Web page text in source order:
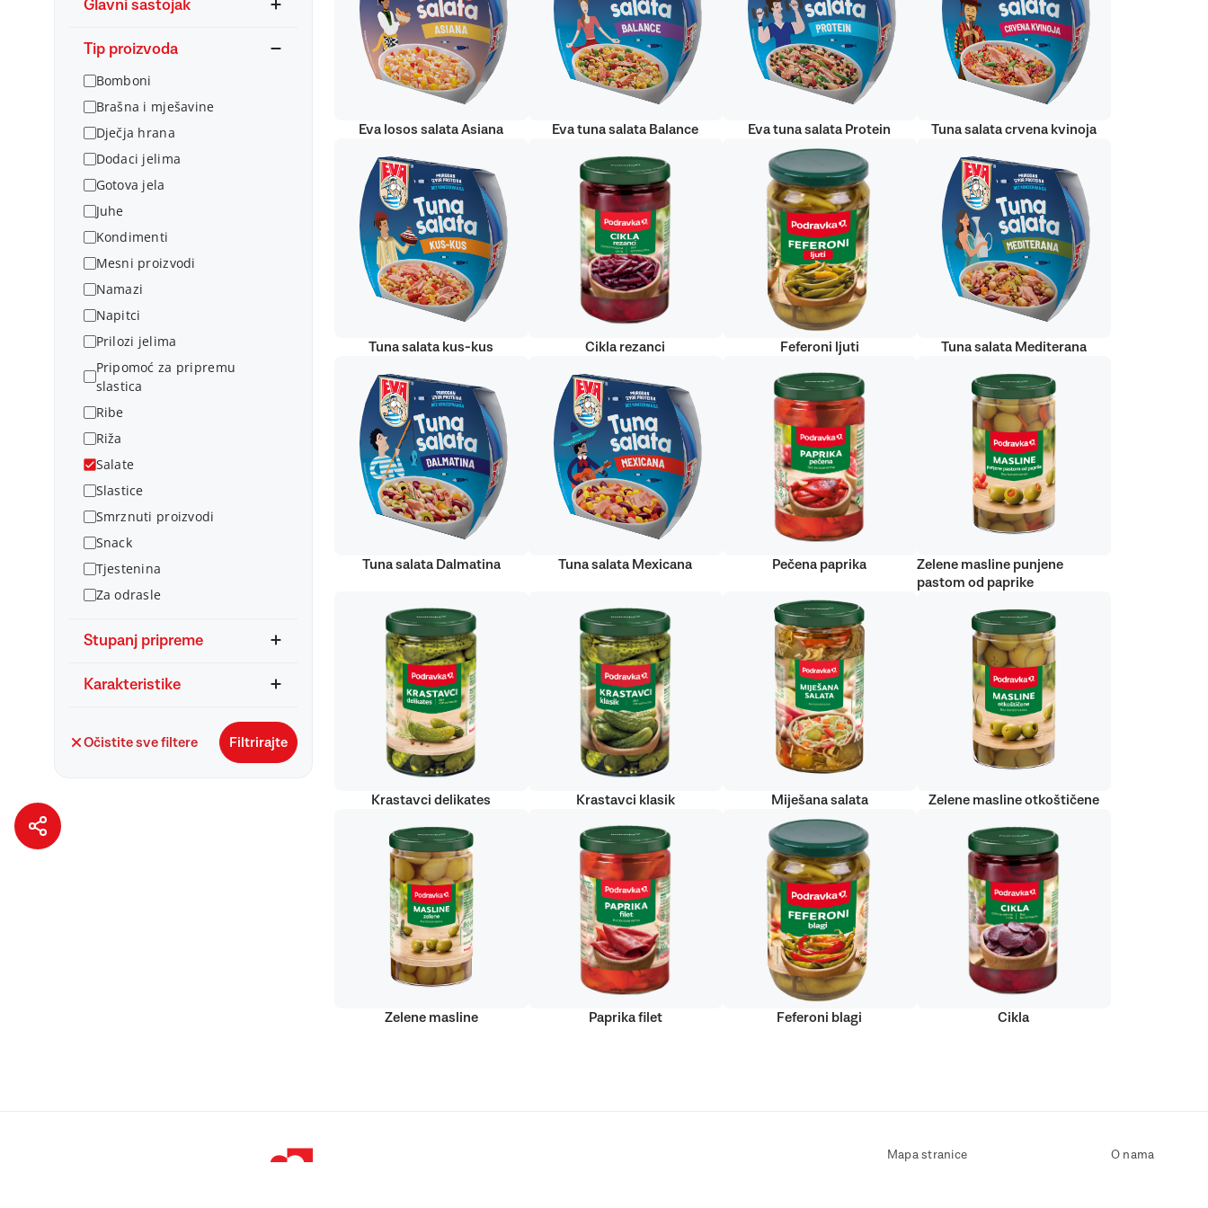
Glavni sastojak
Tip proizvoda
Bomboni
Brašna i mješavine
Dječja hrana
Dodaci jelima
Gotova jela
Juhe
Kondimenti
Mesni proizvodi
Namazi
Napitci
Prilozi jelima
Pripomoć za pripremu
slastica
Ribe
Riža
Salate
Slastice
Smrznuti proizvodi
Snack
Tjestenina
Za odrasle
Stupanj pripreme
Karakteristike
Očistite sve filtere Filtrirajte
Eva losos salata Asiana Eva tuna salata Balance Eva tuna salata Protein Tuna salata crvena kvinoja
Tuna salata kus-kus Cikla rezanci Feferoni ljuti Tuna salata Mediterana
Tuna salata Dalmatina Tuna salata Mexicana Pečena paprika
Zelene masline punjene
pastom od paprike
Krastavci delikates Krastavci klasik Miješana salata Zelene masline otkoštičene
Zelene masline Paprika filet Feferoni blagi Cikla
Mapa stranice
O nama